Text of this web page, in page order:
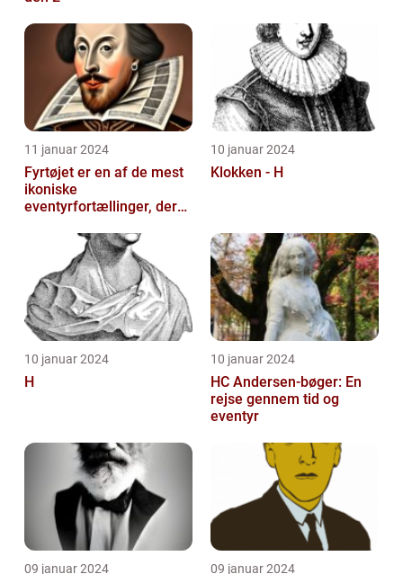
11 januar 2024
Fyrtøjet er en af de mest
ikoniske
eventyrfortællinger, der
den danske forf...
10 januar 2024
Klokken - H
10 januar 2024
H
10 januar 2024
HC Andersen-bøger: En
rejse gennem tid og
eventyr
09 januar 2024 09 januar 2024